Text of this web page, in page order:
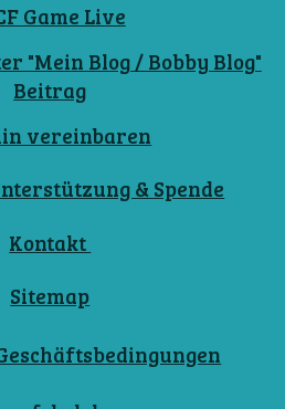
Game Live
"Mein Blog / Bobby Blog"
Beitrag
vereinbaren
& Spende
Kontakt
Sitemap